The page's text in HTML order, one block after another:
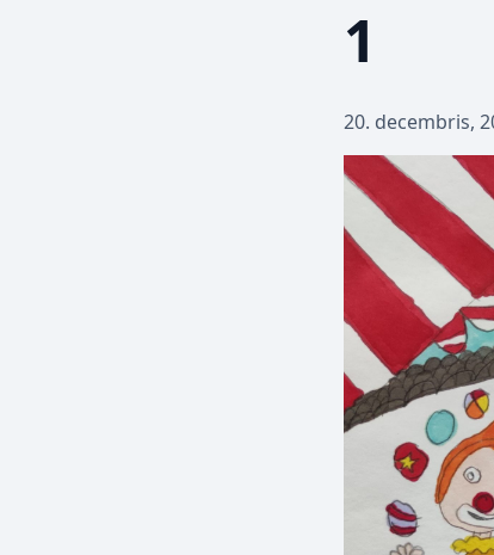
1
20. decembris,